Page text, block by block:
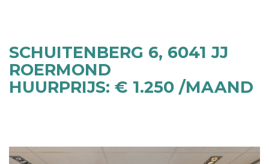
SCHUITENBERG 6, 6041 JJ
ROERMOND
HUURPRIJS: € 1.250 /MAAND